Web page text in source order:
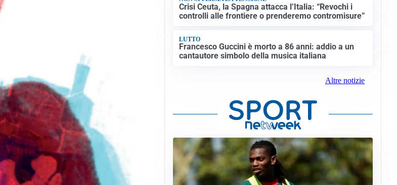
Crisi Ceuta, la Spagna attacca l’Italia: “Revochi i
controlli alle frontiere o prenderemo contromisure”
LUTTO
Francesco Guccini è morto a 86 anni: addio a un
cantautore simbolo della musica italiana
Altre notizie